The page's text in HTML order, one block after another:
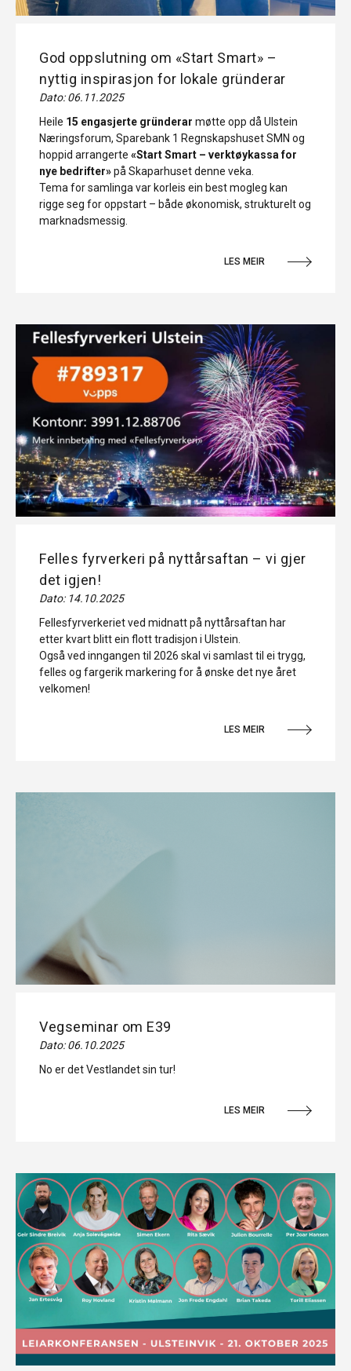
God oppslutning om «Start Smart» –
nyttig inspirasjon for lokale gründerar
Dato: 06.11.2025
Heile 15 engasjerte gründerar møtte opp då Ulstein
Næringsforum, Sparebank 1 Regnskapshuset SMN og
hoppid arrangerte «Start Smart – verktøykassa for
nye bedrifter»på Skaparhuset denne veka.
Tema for samlinga var korleis ein best mogleg kan
rigge seg for oppstart – både økonomisk, strukturelt og
marknadsmessig.
LES MEIR
Felles fyrverkeri på nyttårsaftan – vi gjer
det igjen!
Dato: 14.10.2025
Fellesfyrverkeriet ved midnatt på nyttårsaftan har
etter kvart blitt ein flott tradisjon i Ulstein.
Også ved inngangen til 2026 skal vi samlast til ei trygg,
felles og fargerik markering for å ønske det nye året
velkomen!
LES MEIR
Vegseminar om E39
Dato: 06.10.2025
No er det Vestlandet sin tur!
LES MEIR